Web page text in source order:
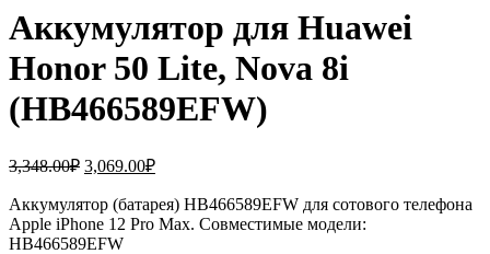
Аккумулятор для Huawei
Honor 50 Lite, Nova 8i
(HB466589EFW)
3,348.00₽ Первоначальная
составляла
3,348.00₽.
3,069.00₽Текущая
3,069.00₽.
Аккумулятор (батарея) HB466589EFW для сотового телефона
Apple iPhone 12 Pro Max. Совместимые модели:
HB466589EFW